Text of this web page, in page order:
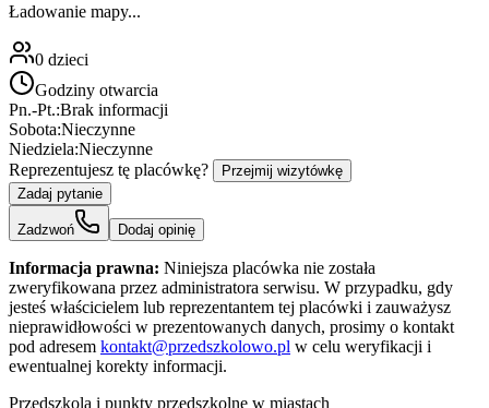
Ładowanie mapy...
0 dzieci
Godziny otwarcia
Pn.-Pt.:Brak informacji
Sobota:Nieczynne
Niedziela:Nieczynne
Reprezentujesz tę placówkę?
Przejmij wizytówkę
Zadaj pytanie
Zadzwoń Dodaj opinię
Informacja prawna: Niniejsza placówka nie została
zweryfikowana przez administratora serwisu. W przypadku, gdy
jesteś właścicielem lub reprezentantem tej placówki i zauważysz
nieprawidłowości w prezentowanych danych, prosimy o kontakt
pod adresem kontakt@przedszkolowo.pl w celu weryfikacji i
ewentualnej korekty informacji.
Przedszkola i punkty przedszkolne w miastach